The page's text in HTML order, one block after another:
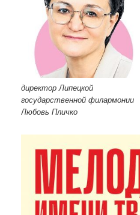
директор Липецкой
государственной филармонии
Любовь Пличко